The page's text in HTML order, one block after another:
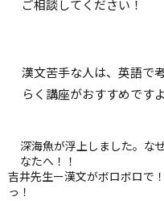
ご相談してください！
漢文苦手な人は、英語で
らく講座がおすすめです
深海魚が浮上しました。な
なたへ！！
吉井先生ー漢文がボロボロで
っ！